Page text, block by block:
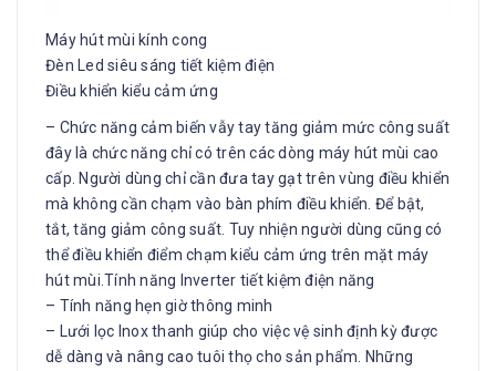
Máy hút mùi kính cong
Đèn Led siêu sáng tiết kiệm điện
Điều khiển kiểu cảm ứng
– Chức năng cảm biến vẫy tay tăng giảm mức công suất
đây là chức năng chỉ có trên các dòng máy hút mùi cao
cấp. Người dùng chỉ cần đưa tay gạt trên vùng điều khiển
mà không cần chạm vào bàn phím điều khiển. Để bật,
tắt, tăng giảm công suất. Tuy nhiện người dùng cũng có
thể điều khiển điểm chạm kiểu cảm ứng trên mặt máy
hút mùi.Tính năng Inverter tiết kiệm điện năng
– Tính năng hẹn giờ thông minh
– Lưới lọc Inox thanh giúp cho việc vệ sinh định kỳ được
dễ dàng và nâng cao tuôi thọ cho sản phẩm. Những